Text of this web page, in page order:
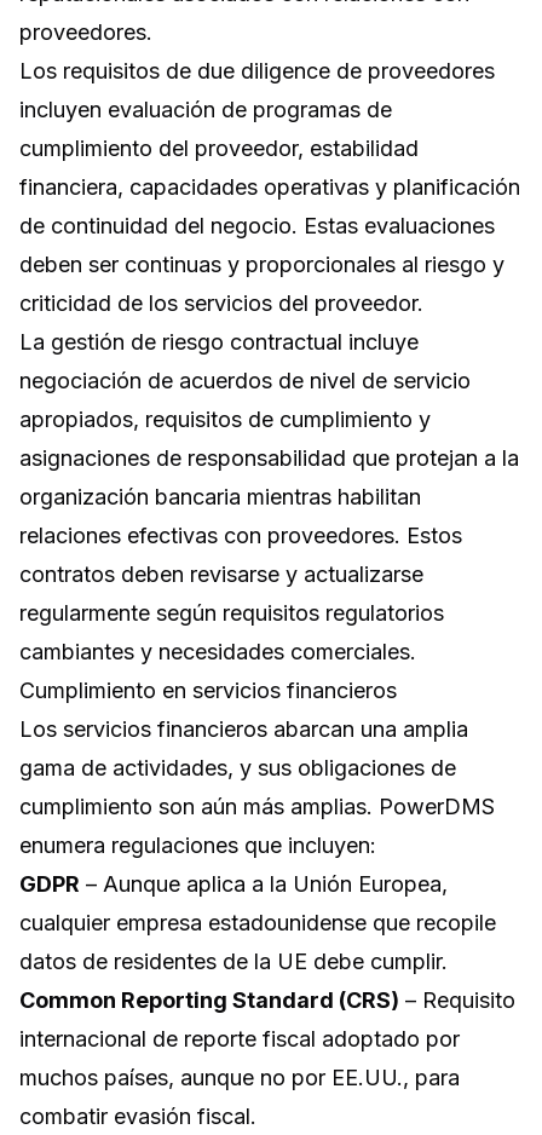
proveedores.
Los requisitos de due diligence de proveedores
incluyen evaluación de programas de
cumplimiento del proveedor, estabilidad
financiera, capacidades operativas y planificación
de continuidad del negocio. Estas evaluaciones
deben ser continuas y proporcionales al riesgo y
criticidad de los servicios del proveedor.
La gestión de riesgo contractual incluye
negociación de acuerdos de nivel de servicio
apropiados, requisitos de cumplimiento y
asignaciones de responsabilidad que protejan a la
organización bancaria mientras habilitan
relaciones efectivas con proveedores. Estos
contratos deben revisarse y actualizarse
regularmente según requisitos regulatorios
cambiantes y necesidades comerciales.
Cumplimiento en servicios financieros
Los servicios financieros abarcan una amplia
gama de actividades, y sus obligaciones de
cumplimiento son aún más amplias. PowerDMS
enumera regulaciones que incluyen:
GDPR – Aunque aplica a la Unión Europea,
cualquier empresa estadounidense que recopile
datos de residentes de la UE debe cumplir.
Common Reporting Standard (CRS) – Requisito
internacional de reporte fiscal adoptado por
muchos países, aunque no por EE.UU., para
combatir evasión fiscal.